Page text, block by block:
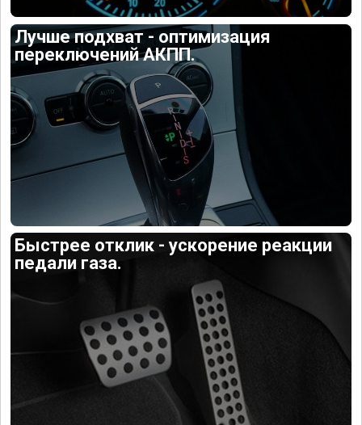
Лучше подхват - оптимизация
переключений АКПП.
Быстрее отклик - ускорение реакции
педали газа.